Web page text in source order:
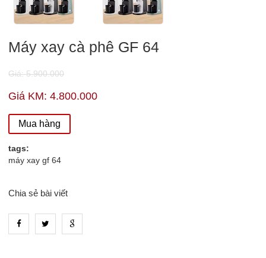
Máy xay cà phê GF 64
Giá: 5.900.000
Giá KM: 4.800.000
Mua hàng
tags:
máy xay gf 64
Chia sẻ bài viết